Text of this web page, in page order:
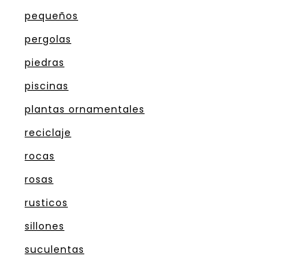
pequeños
pergolas
piedras
piscinas
plantas ornamentales
reciclaje
rocas
rosas
rusticos
sillones
suculentas